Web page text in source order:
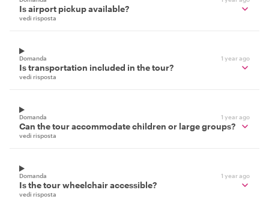
Is airport pickup available?
vedi risposta
Domanda 1 year ago
Is transportation included in the tour?
vedi risposta
Domanda 1 year ago
Can the tour accommodate children or large groups?
vedi risposta
Domanda 1 year ago
Is the tour wheelchair accessible?
vedi risposta